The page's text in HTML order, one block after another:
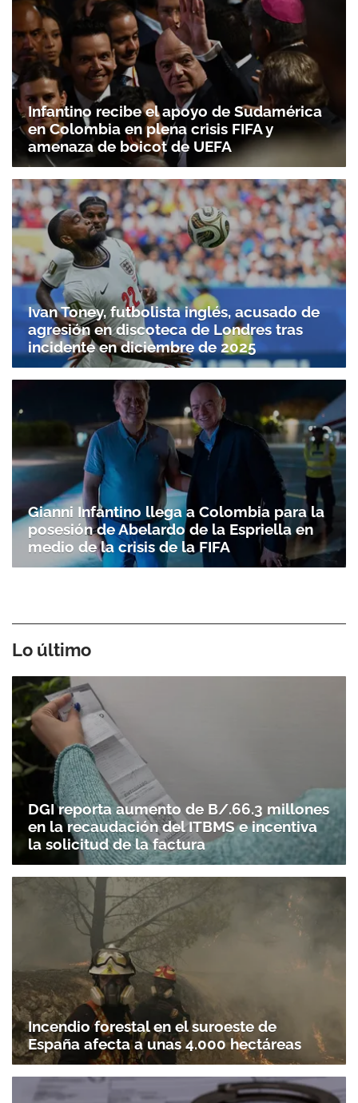
Infantino recibe el apoyo de Sudamérica
en Colombia en plena crisis FIFA y
amenaza de boicot de UEFA
Ivan Toney, futbolista inglés, acusado de
agresión en discoteca de Londres tras
incidente en diciembre de 2025
Gianni Infantino llega a Colombia para la
posesión de Abelardo de la Espriella en
medio de la crisis de la FIFA
Lo último
DGI reporta aumento de B/.66.3 millones
en la recaudación del ITBMS e incentiva
la solicitud de la factura
Incendio forestal en el suroeste de
España afecta a unas 4.000 hectáreas